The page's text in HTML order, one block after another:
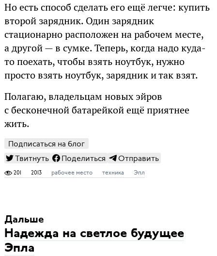
Но есть способ сделать его ещё легче: купить
второй зарядник. Один зарядник
стационарно расположен на рабочем месте,
а другой — в сумке. Теперь, когда надо куда-
то поехать, чтобы взять ноутбук, нужно
просто взять ноутбук, зарядник и так взят.
Полагаю, владельцам новых эйров
с бесконечной батарейкой ещё приятнее
жить.
Подписаться на блог
Твитнуть
Поделиться Отправить
201 2013 рабочее место техника Эпл
Дальше
Надежда на светлое будущее
Эпла